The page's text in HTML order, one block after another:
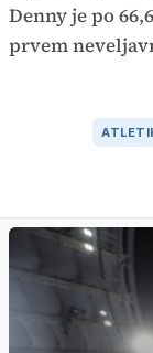
Denny je po
prvem